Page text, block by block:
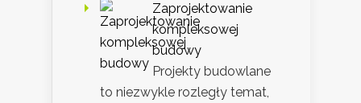
Zaprojektowanie
kompleksowej
budowy
Projekty budowlane
to niezwykle rozległy temat,